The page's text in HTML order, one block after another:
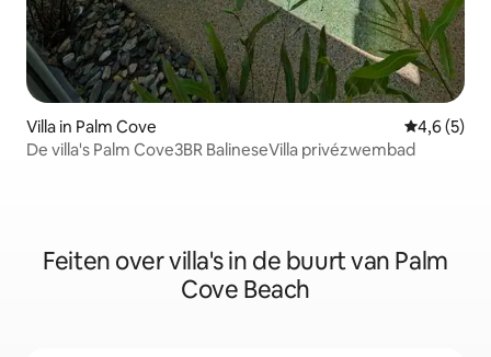
Villa in Palm Cove
4,6 (5)
De villa's Palm Cove3BR BalineseVilla privézwembad
Feiten over villa's in de buurt van Palm
Cove Beach